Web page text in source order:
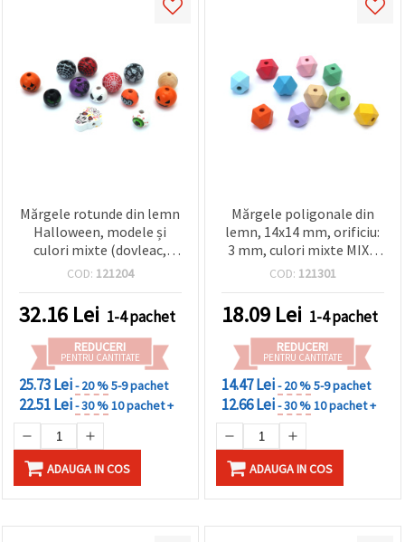
Mărgele rotunde din lemn
Halloween, modele și
culori mixte (dovleac,
pânză de păianjen, fețe
16~25 mm, gaură 4 mm –
10 buc.
COD: 121204
32.16 Lei 1-4 pachet
REDUCERI
PENTRU CANTITATE
25.73 Lei- 20 %5-9 pachet
22.51 Lei- 30 %10 pachet +
ADAUGA IN COS
Mărgele poligonale din
lemn, 14x14 mm, orificiu:
3 mm, culori mixte MIX -
Pachet de 10 bucăți
COD: 121301
18.09 Lei 1-4 pachet
REDUCERI
PENTRU CANTITATE
14.47 Lei- 20 %5-9 pachet
12.66 Lei- 30 %10 pachet +
ADAUGA IN COS